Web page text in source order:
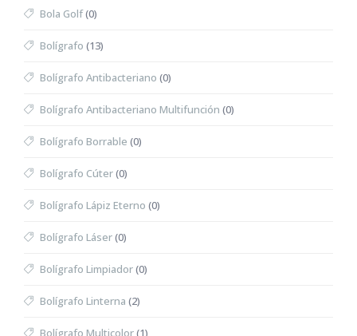
Bola Golf(0)
Bolígrafo (13)
Bolígrafo Antibacteriano (0)
Bolígrafo Antibacteriano Multifunción (0)
Bolígrafo Borrable (0)
Bolígrafo Cúter(0)
Bolígrafo Lápiz Eterno (0)
Bolígrafo Láser(0)
Bolígrafo Limpiador(0)
Bolígrafo Linterna (2)
Bolígrafo Multicolor(1)